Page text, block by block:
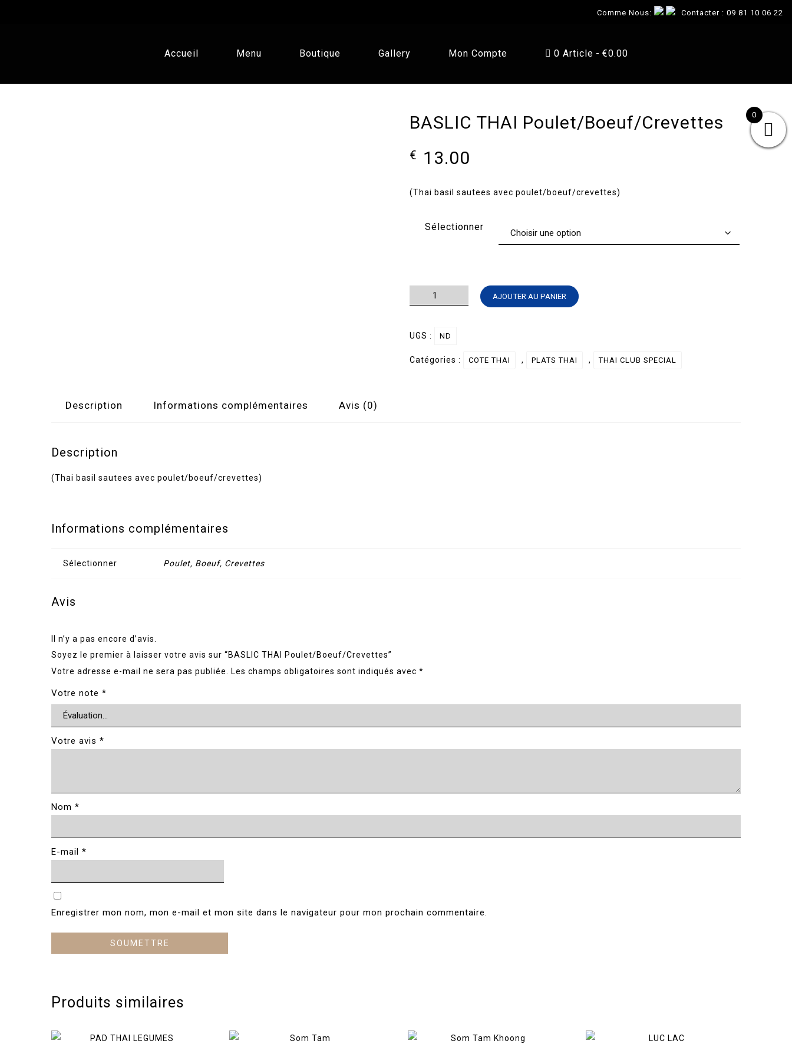
Comme Nous: Contacter : 09 81 10 06 22
Accueil Menu Boutique Gallery Mon Compte 0 Article €0.00
BASLIC THAI Poulet/Boeuf/Crevettes
€ 13.00
(Thai basil sautees avec poulet/boeuf/crevettes)
Sélectionner
quantité
de
THAI
Poulet/Boeuf/Crevettes
AJOUTER AU PANIER
UGS : ND
Catégories : COTE THAI , PLATS THAI , THAI CLUB SPECIAL
Description Informations complémentaires Avis (0)
Description
(Thai basil sautees avec poulet/boeuf/crevettes)
Informations complémentaires
Sélectionner Poulet, Boeuf, Crevettes
Avis
Il n’y a pas encore d’avis.
Soyez le premier à laisser votre avis sur “BASLIC THAI Poulet/Boeuf/Crevettes”
Votre adresse e-mail ne sera pas publiée.
Les champs obligatoires sont indiqués avec *
Votre note *
Votre avis *
Nom *
E-mail *
Enregistrer mon nom, mon e-mail et mon site dans le navigateur pour mon prochain commentaire.
Produits similaires
0